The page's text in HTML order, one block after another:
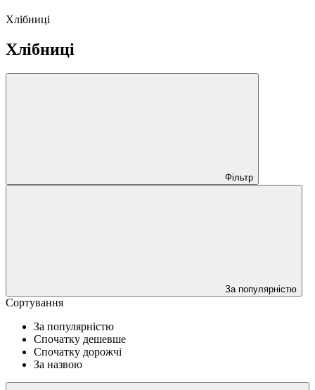
Хлібниці
Хлібниці
Фільтр
За популярністю
Сортування
За популярністю
Спочатку дешевше
Спочатку дорожчі
За назвою